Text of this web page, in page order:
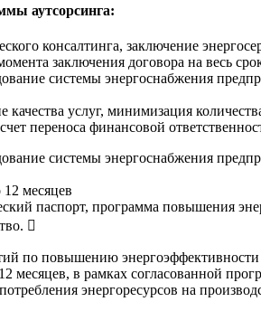
аутсорсинга:
консалтинга, заключение
заключения договора на весь
системы энергоснабжения
качества услуг, минимизация
переноса финансовой
системы энергоснабжения
12 месяцев
паспорт, программа повышения

по повышению энергоэффективности
месяцев, в рамках согласованной
энергоресурсов на